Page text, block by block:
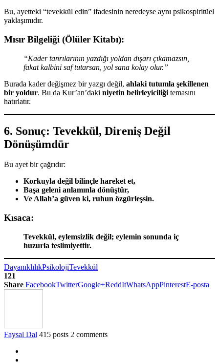
Bu, ayetteki “tevekkül edin” ifadesinin neredeyse aynı psikospiritüel
yaklaşımıdır.
Mısır Bilgeliği (Ölüler Kitabı):
“Kader tanrılarının yazdığı yoldan dışarı çıkamazsın,
fakat kalbini saf tutarsan, yol sana kolay olur.”
Burada kader değişmez bir yazgı değil, ahlaki tutumla şekillenen
bir yoldur. Bu da Kur’an’daki niyetin belirleyiciliği temasını
hatırlatır.
6. Sonuç: Tevekkül, Direniş Değil
Dönüşümdür
Bu ayet bir çağrıdır:
Korkuyla değil bilinçle hareket et,
Başa geleni anlamınla dönüştür,
Ve Allah’a güven ki, ruhun özgürleşsin.
Kısaca:
Tevekkül, eylemsizlik değil; eylemin sonunda iç
huzurla teslimiyettir.
DayanıklılıkPsikolojiTevekkül
121
Share FacebookTwitterGoogle+ReddItWhatsAppPinterestE-posta
Faysal Dal 415 posts 2 comments